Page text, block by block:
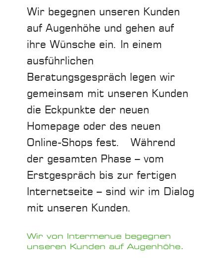
Wir begegnen unseren Kunden
auf Augenhöhe und gehen auf
ihre Wünsche ein. In einem
ausführlichen
Beratungsgespräch legen wir
gemeinsam mit unseren Kunden
die Eckpunkte der neuen
Homepage oder des neuen
Online-Shops fest. Während
der gesamten Phase – vom
Erstgespräch bis zur fertigen
Internetseite – sind wir im Dialog
mit unseren Kunden.
Wir von Intermenue begegnen
unseren Kunden auf Augenhöhe.